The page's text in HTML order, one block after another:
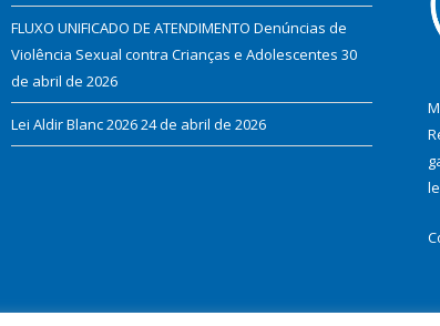
FLUXO UNIFICADO DE ATENDIMENTO Denúncias de
Violência Sexual contra Crianças e Adolescentes 30
de abril de 2026
Lei Aldir Blanc 202624 de abril de 2026